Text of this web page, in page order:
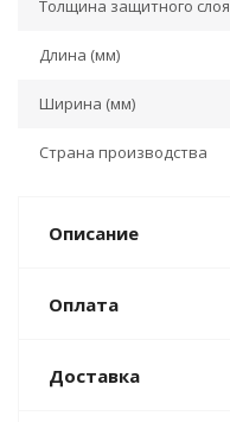
Толщина защитного слоя
Длина (мм)
Ширина (мм)
Страна производства
Описание
Оплата
Доставка